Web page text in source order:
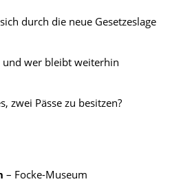
durch die neue Gesetzeslage
wer bleibt weiterhin
zwei Pässe zu besitzen?
– Focke-Museum